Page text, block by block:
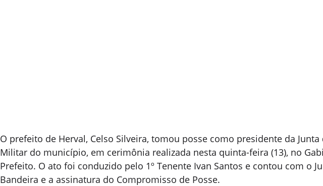
O prefeito de Herval, Celso Silveira, tomou posse como presidente da Junta
Militar do município, em cerimônia realizada nesta quinta-feira (13), no
Prefeito. O ato foi conduzido pelo 1º Tenente Ivan Santos e contou com o
Bandeira e a assinatura do Compromisso de Posse.